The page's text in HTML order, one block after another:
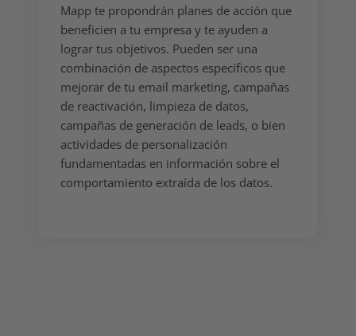
Mapp te propondrán planes de acción que
beneficien a tu empresa y te ayuden a
lograr tus objetivos. Pueden ser una
combinación de aspectos específicos que
mejorar de tu email marketing, campañas
de reactivación, limpieza de datos,
campañas de generación de leads, o bien
actividades de personalización
fundamentadas en información sobre el
comportamiento extraída de los datos.